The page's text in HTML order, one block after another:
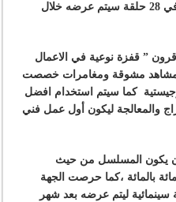
” في 28 حلقة سيتم عرضه خلال
”قفزة نوعية في الاعمال
مشاهد مشوقة ومغامرات خصصت
كما سيتم استخدام افضل
والمعالجة ليكون أول عمل فني
يكون المسلسل من حيث
بالمائة ،كما حرصت الجهة
ليتم عرضه بعد شهر